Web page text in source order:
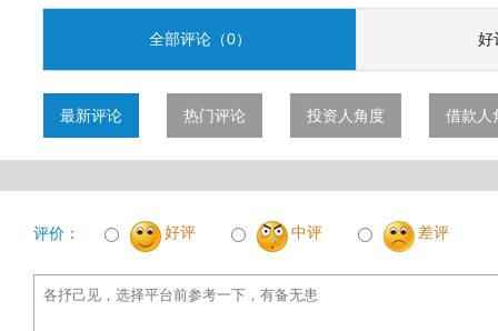
全部评论（0） 好
最新评论 热门评论 投资人角度 借款人
评价： 好评 中评 差评